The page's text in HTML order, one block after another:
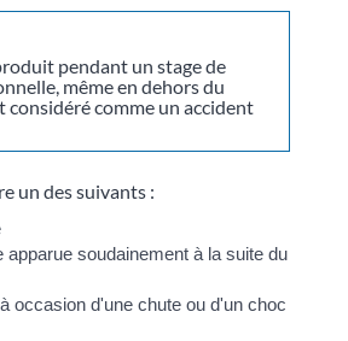
pendant un stage de
même en dehors du
considéré comme un accident
un des suivants :
apparue soudainement à la suite du
occasion d'une chute ou d'un choc